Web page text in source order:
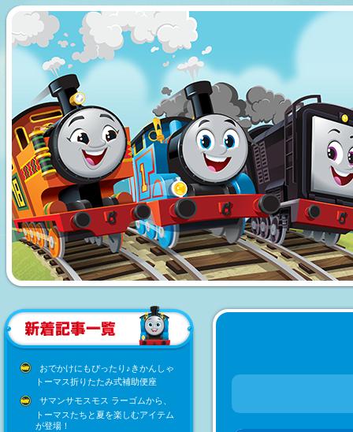
おでかけにもぴったり♪きかんしゃ
トーマス折りたたみ式補助便座
サマンサモスモス ラーゴムから、
トーマスたちと夏を楽しむアイテム
が登場！